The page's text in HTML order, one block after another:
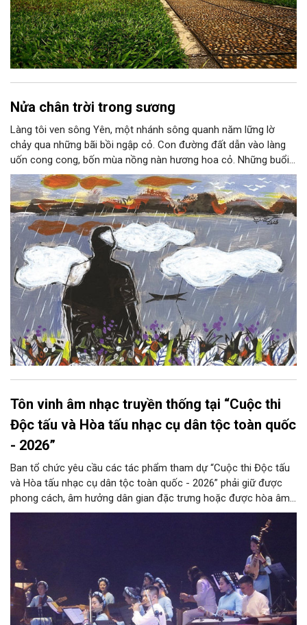
Nửa chân trời trong sương
Làng tôi ven sông Yên, một nhánh sông quanh năm lững lờ
chảy qua những bãi bồi ngập cỏ. Con đường đất dẫn vào làng
uốn cong cong, bốn mùa nồng nàn hương hoa cỏ. Những buổi
hoàng hôn, khi nắng đã dịu xuống phía cuối sông, đám hoa tím
lại thẫm màu như có ai vừa rắc lên một lớp khói.
Tôn vinh âm nhạc truyền thống tại “Cuộc thi
Độc tấu và Hòa tấu nhạc cụ dân tộc toàn quốc
- 2026”
Ban tổ chức yêu cầu các tác phẩm tham dự “Cuộc thi Độc tấu
và Hòa tấu nhạc cụ dân tộc toàn quốc - 2026” phải giữ được
phong cách, âm hưởng dân gian đặc trưng hoặc được hòa âm,
phối khí mới trên nền tảng làn điệu âm nhạc truyền thống Việt
Nam, đồng thời phải được trình diễn trực tiếp bằng nhạc cụ dân